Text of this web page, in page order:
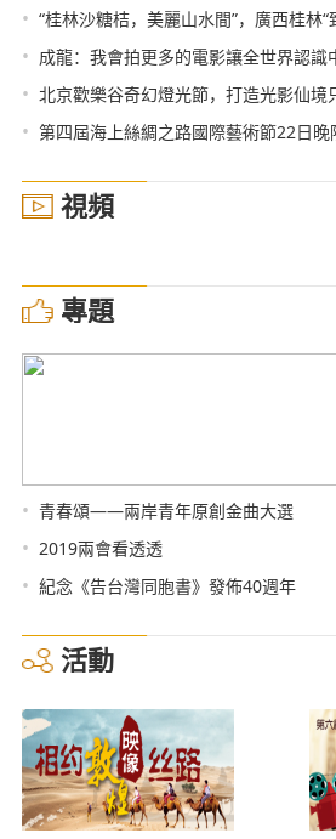
• “桂林沙糖桔，美麗山水間”，廣西桂林“
• 成龍：我會拍更多的電影讓全世界認識
• 北京歡樂谷奇幻燈光節，打造光影仙境
• 第四屆海上絲綢之路國際藝術節22日晚
視頻
專題
• 青春頌——兩岸青年原創金曲大選
• 2019兩會看透透
• 紀念《告台灣同胞書》發佈40週年
活動